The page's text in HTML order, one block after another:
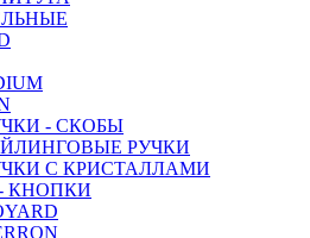
- СКОБЫ
РУЧКИ
С КРИСТАЛЛАМИ
КНОПКИ